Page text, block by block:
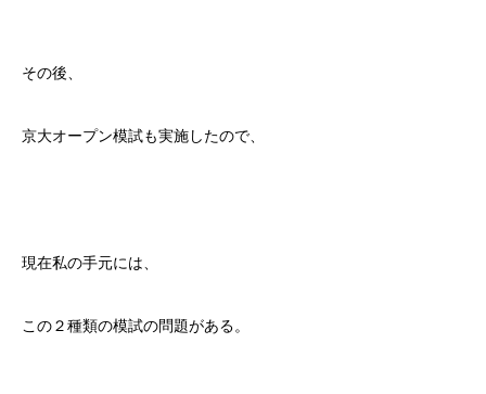
その後、
京大オープン模試も実施したので、
現在私の手元には、
この２種類の模試の問題がある。